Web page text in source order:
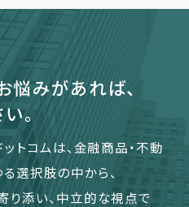
悩みがあれば、
。
トコムは、金融商品・不動
選択肢の中から、
添い、中立的な視点で